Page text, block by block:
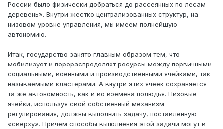
России было физически добраться до рассеянных по лесам
деревень». Внутри жестко централизованных структур, на
низовом уровне управления, мы имеем полнейшую
автономию.
Итак, государство занято главным образом тем, что
мобилизует и перераспределяет ресурсы между первичными
социальными, военными и производственными ячейками, так
называемыми кластерами. А внутри этих ячеек сохраняется
та же автономность, как и во времена полюдья. Низовые
ячейки, используя свой собственный механизм
регулирования, должны выполнить задачу, поставленную
«сверху». Причем способы выполнения этой задачи могут в